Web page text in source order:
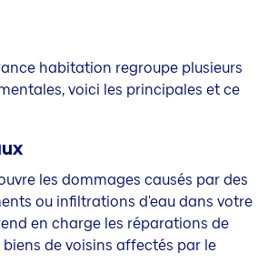
habitation regroupe plusieurs
voici les principales et ce
les dommages causés par des
ou infiltrations d'eau dans votre
en charge les réparations de
de voisins affectés par le